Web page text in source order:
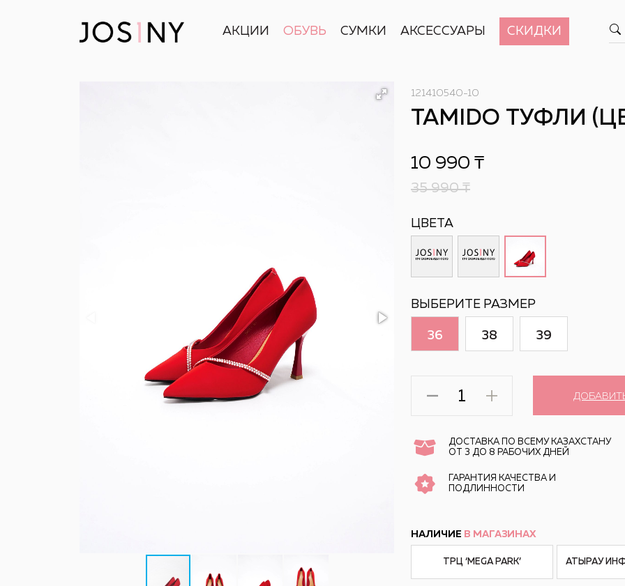
АКЦИИ ОБУВЬ СУМКИ АКСЕССУАРЫ СКИДКИ
121410540-10
TAMIDO ТУФЛИ
10 990 ₸
35 990₸
ЦВЕТА
ВЫБЕРИТЕ РАЗМЕР
36 38 39
ДОСТАВКА ПО ВСЕМУ КАЗАХСТАНУ
ОТ 3 ДО 8 РАБОЧИХ ДНЕЙ
ГАРАНТИЯ КАЧЕСТВА И
ПОДЛИННОСТИ
НАЛИЧИЕ В МАГАЗИНАХ
ТРЦ ‘MEGA PARK’ АТЫРАУ